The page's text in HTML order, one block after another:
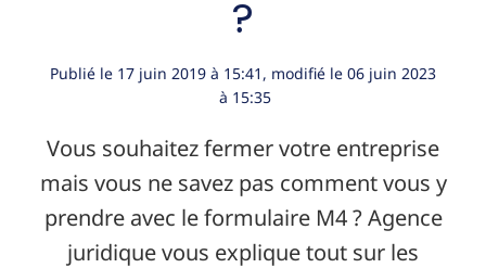
?
Publié le 17 juin 2019 à 15:41 , modifié le 06 juin 2023
à 15:35
Vous souhaitez fermer votre entreprise
mais vous ne savez pas comment vous y
prendre avec le formulaire M4 ? Agence
juridique vous explique tout sur les